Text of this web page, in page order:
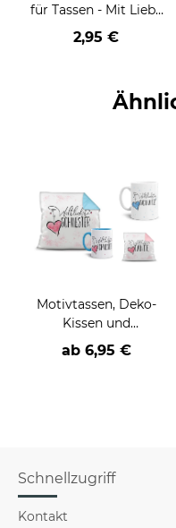
für Tassen - Mit Liebe
geschenkt
2,95 €
Motivtassen, Deko-
Kissen und
Geschenke-Sets für
die Familie
ab 6,95 €
Schnellzugriff
Kontakt